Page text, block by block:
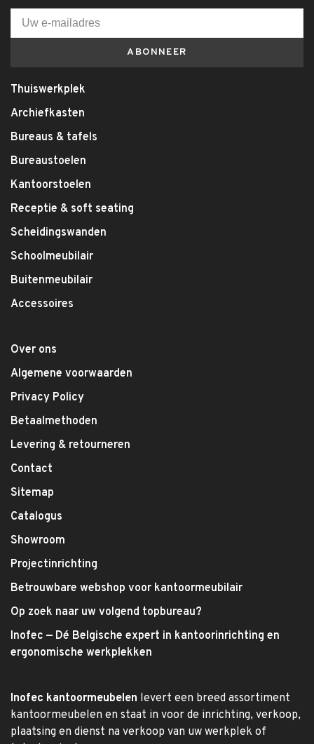
ABONNEER
Thuiswerkplek
Archiefkasten
Bureaus & tafels
Bureaustoelen
Kantoorstoelen
Receptie & soft seating
Scheidingswanden
Schoolmeubilair
Buitenmeubilair
Accessoires
Over ons
Algemene voorwaarden
Privacy Policy
Betaalmethoden
Levering & retourneren
Contact
Sitemap
Catalogus
Showroom
Projectinrichting
Betrouwbare webshop voor kantoormeubilair
Op zoek naar uw volgend topbureau?
Inofec — Dé Belgische expert in kantoorinrichting en
ergonomische werkplekken
Inofec kantoormeubelen levert een breed assortiment
kantoormeubelen en staat in voor de inrichting, verkoop,
plaatsing en dienst na verkoop van uw werkplek of